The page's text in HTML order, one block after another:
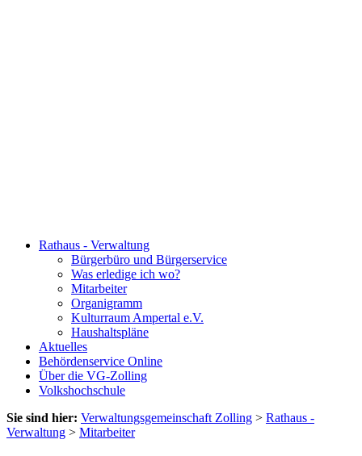
Rathaus - Verwaltung
Bürgerbüro und Bürgerservice
Was erledige ich wo?
Mitarbeiter
Organigramm
Kulturraum Ampertal e.V.
Haushaltspläne
Aktuelles
Behördenservice Online
Über die VG-Zolling
Volkshochschule
Sie sind hier: Verwaltungsgemeinschaft Zolling > Rathaus -
Verwaltung > Mitarbeiter